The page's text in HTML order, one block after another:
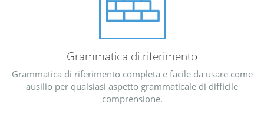
Grammatica di riferimento
Grammatica di riferimento completa e facile da usare come
ausilio per qualsiasi aspetto grammaticale di difficile
comprensione.